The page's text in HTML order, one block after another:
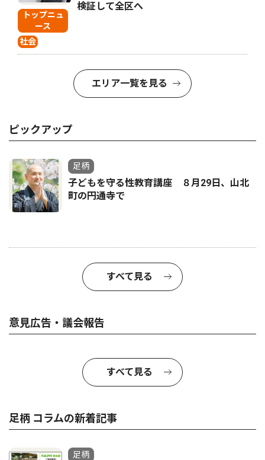
トップニュ
ース
社会
検証して全区へ
エリア一覧を見る
ピックアップ
足柄
子どもを守る性教育講座 ８月29日、山北
町の円通寺で
すべて見る
意見広告・議会報告
すべて見る
足柄 コラムの新着記事
足柄